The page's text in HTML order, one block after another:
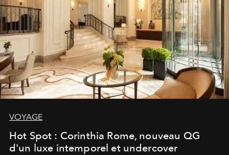
VOYAGE
Hot Spot : Corinthia Rome, nouveau QG
d'un luxe intemporel et undercover